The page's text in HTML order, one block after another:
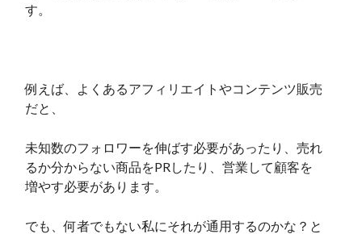
す。
例えば、よくあるアフィリエイトやコンテンツ販売
だと、
未知数のフォロワーを伸ばす必要があったり、売れ
るか分からない商品をPRしたり、営業して顧客を
増やす必要があります。
でも、何者でもない私にそれが通用するのかな？と